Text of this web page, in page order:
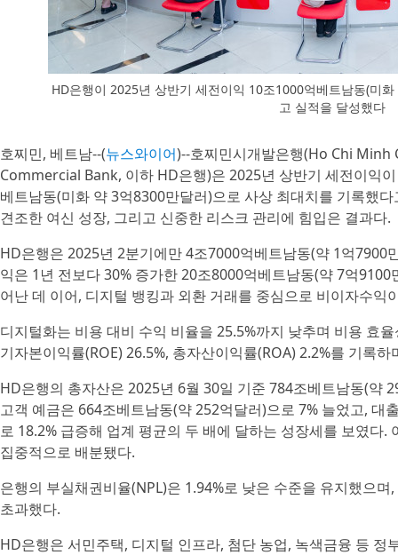
HD은행이 2025년 상반기 세전이익 10조1000억베트남동(미
고 실적을 달성했다
호찌민, 베트남--(뉴스와이어)--호찌민시개발은행(Ho Chi
Commercial Bank, 이하 HD은행)은 2025년 상반기 세전이익
베트남동(미화 약 3억8300만달러)으로 사상 최대치를 기록했
견조한 여신 성장, 그리고 신중한 리스크 관리에 힘입은 결과다.
HD은행은 2025년 2분기에만 4조7000억베트남동(약 1억7900
익은 1년 전보다 30% 증가한 20조8000억베트남동(약 7억
어난 데 이어, 디지털 뱅킹과 외환 거래를 중심으로 비이자수익
디지털화는 비용 대비 수익 비율을 25.5%까지 낮추며 비용 효
기자본이익률(ROE) 26.5%, 총자산이익률(ROA) 2.2%를 기록
HD은행의 총자산은 2025년 6월 30일 기준 784조베트남동(약
고객 예금은 664조베트남동(약 252억달러)으로 7% 늘었고, 대
로 18.2% 급증해 업계 평균의 두 배에 달하는 성장세를 보였다.
집중적으로 배분됐다.
은행의 부실채권비율(NPL)은 1.94%로 낮은 수준을 유지했으
초과했다.
HD은행은 서민주택, 디지털 인프라, 첨단 농업, 녹색금융 등 정